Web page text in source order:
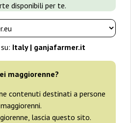
disponibili per te.
Italy | ganjafarmer.it
maggiorenne?
contenuti destinati a persone
maggiorenni.
lascia questo sito.